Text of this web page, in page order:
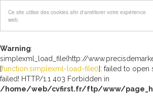
Ce site utilise des cookies afin d'améliorer votre expérience
web.
Warning:
simplexml_load_file(http://
[function.simplexml-load-file0]: failed to open
failed! HTTP/1.1 403 Forbidden in
/home/web/cvfirst.fr/ftp/www/